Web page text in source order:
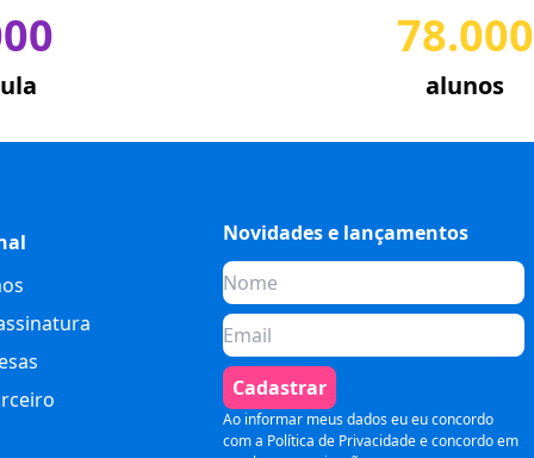
78.000
alunos
Novidades e lançamentos
Cadastrar
Ao informar meus dados eu eu concordo
com a Política de Privacidadee concordo em